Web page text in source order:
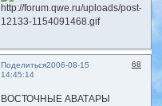
Поделиться 68
2006-08-15
14:45:14
ВОСТОЧНЫЕ АВАТАРЫ